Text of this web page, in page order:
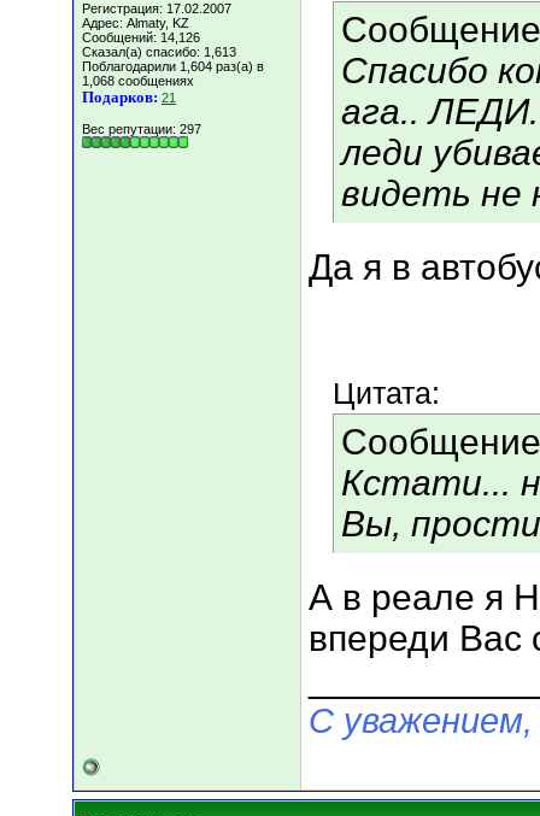
Регистрация: 17.02.2007
Адрес: Almaty, KZ
Сообщений: 14,126
Сказал(а) спасибо: 1,613
Поблагодарили 1,604 раз(а) в
1,068 сообщениях
Подарков: 21
Вес репутации: 297
Спасибо
ага..
леди
видеть не
Да я в
Цитата:
Кстати...
Вы,
А в реале я
впереди Вас
С